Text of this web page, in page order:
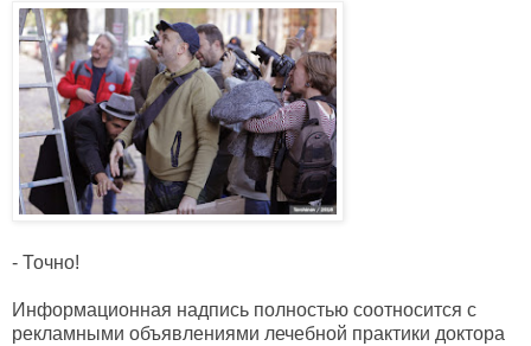
- Точно!
Информационная надпись полностью соотносится с
рекламными объявлениями лечебной практики доктора